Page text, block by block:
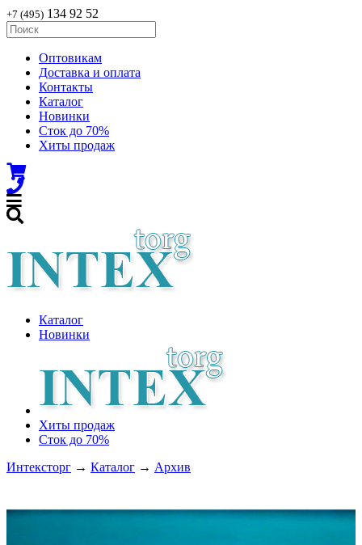
+7 (495) 134 92 52
Оптовикам
Доставка и оплата
Контакты
Каталог
Новинки
Сток до 70%
Хиты продаж
Каталог
Новинки
Хиты продаж
Сток до 70%
Интексторг → Каталог → Архив